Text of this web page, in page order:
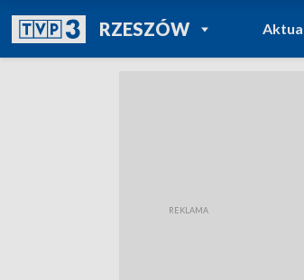
RZESZÓWPOWRÓT DO
TVP REGIONY